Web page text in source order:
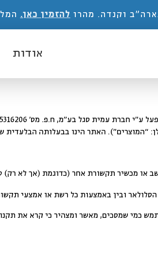
וקנדה. מהרו להזמין כאן.
אודות
ע”י חברת עמית סגל בע”מ, ח.פ. מס’
“המוצרים”). האתר הינו בבעלותה הבלעדית
או מכשיר תקשורת אחר (כדוגמת (אך לא רק)
ובין באמצעות כל רשת או אמצעי
כמי שמסכים, מאשר ומצהיר כי קרא את